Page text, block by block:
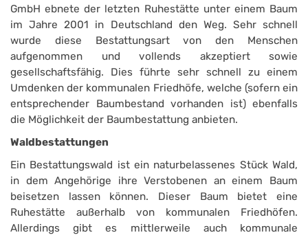
GmbH ebnete der letzten Ruhestätte unter einem Baum
im Jahre 2001 in Deutschland den Weg. Sehr schnell
wurde diese Bestattungsart von den Menschen
aufgenommen und vollends akzeptiert sowie
gesellschaftsfähig. Dies führte sehr schnell zu einem
Umdenken der kommunalen Friedhöfe, welche (sofern ein
entsprechender Baumbestand vorhanden ist) ebenfalls
die Möglichkeit der Baumbestattung anbieten.
Waldbestattungen
Ein Bestattungswald ist ein naturbelassenes Stück Wald,
in dem Angehörige ihre Verstobenen an einem Baum
beisetzen lassen können. Dieser Baum bietet eine
Ruhestätte außerhalb von kommunalen Friedhöfen.
Allerdings gibt es mittlerweile auch kommunale